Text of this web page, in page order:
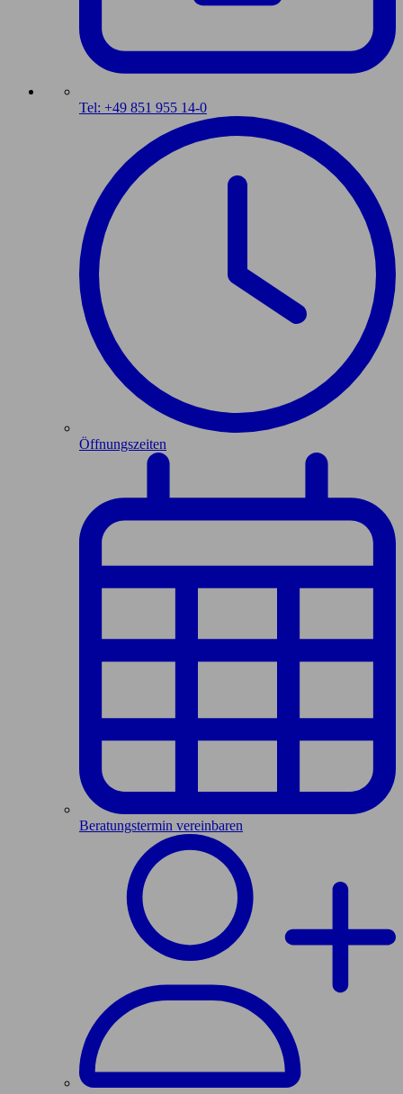
Tel: +49 851 955 14-0
Öffnungszeiten
Beratungstermin vereinbaren